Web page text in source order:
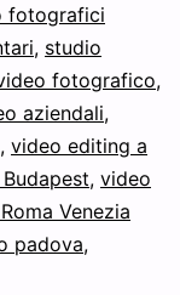
fotografici
, studio
fotografico,
aziendali,
, video editing a
, video
Venezia
padova,